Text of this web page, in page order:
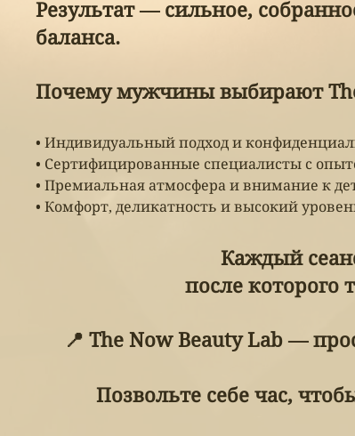
Результат — сильное,
баланса.
Почему мужчины выбирают
• Индивидуальный подход и
• Сертифицированные специалисты с
• Премиальная атмосфера и внимание к
• Комфорт, деликатность и высокий
Каждый
после которого
📍 The Now Beauty Lab —
Позвольте себе час,